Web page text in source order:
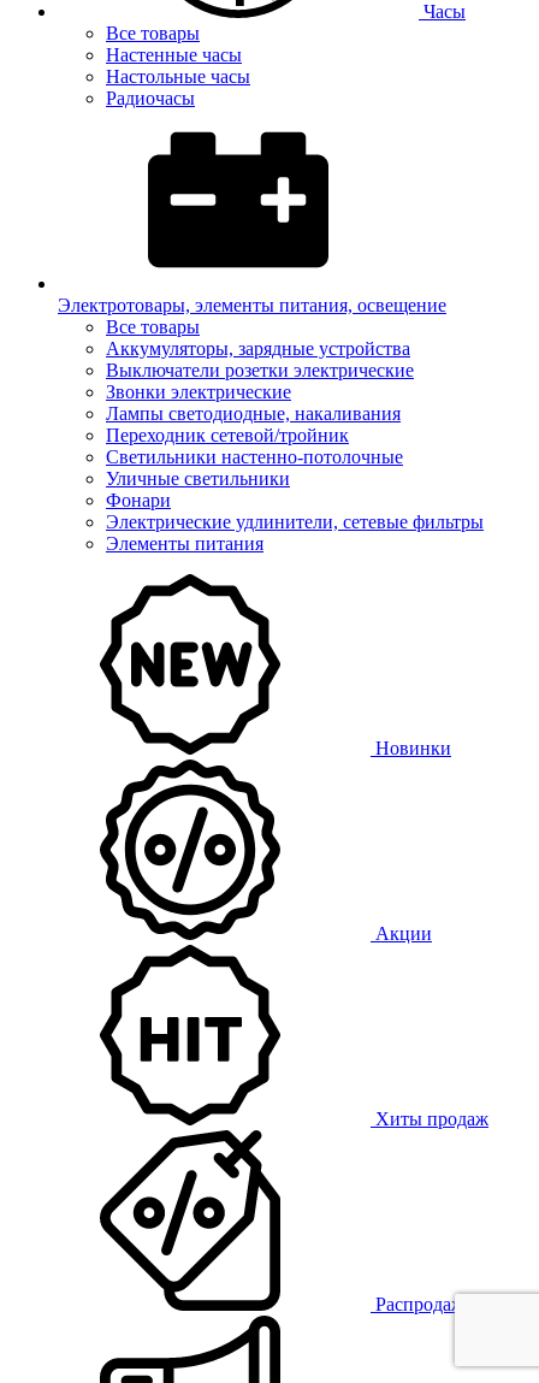
Часы
Все товары
Настенные часы
Настольные часы
Радиочасы
Электротовары, элементы питания, освещение
Все товары
Аккумуляторы, зарядные устройства
Выключатели розетки электрические
Звонки электрические
Лампы светодиодные, накаливания
Переходник сетевой/тройник
Светильники настенно-потолочные
Уличные светильники
Фонари
Электрические удлинители, сетевые фильтры
Элементы питания
Новинки
Акции
Хиты продаж
Распродажа